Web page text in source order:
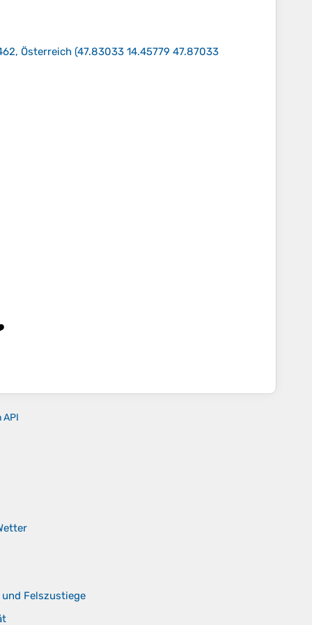
Österreich (47.83033 14.45779 47.87033
API
Felszustiege